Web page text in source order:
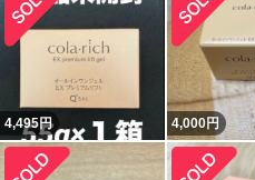
4,495円 4,000円